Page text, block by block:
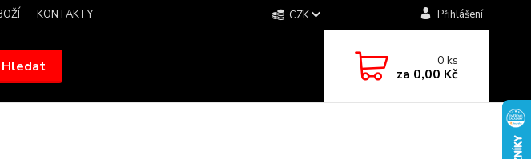
KONTAKTY CZK Přihlášení
Hledat 0ks
za 0,00 Kč